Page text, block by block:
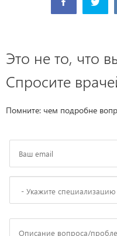
Это не то, что
Спросите
Помните: чем подробне